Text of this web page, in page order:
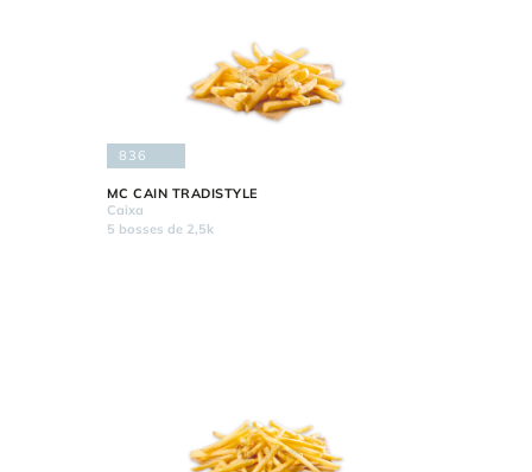
836
MC CAIN TRADISTYLE
Caixa
5 bosses de 2,5k